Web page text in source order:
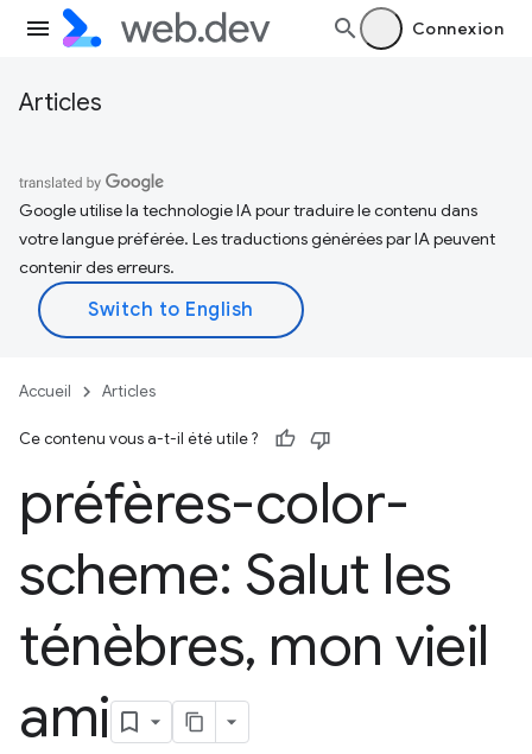
Connexion
Articles
Google utilise la technologie IA pour traduire le contenu dans
votre langue préférée. Les traductions générées par IA peuvent
contenir des erreurs.
Accueil Articles
Ce contenu vous a-t-il été utile ?
préfères-color-
scheme: Salut les
ténèbres, mon vieil
ami